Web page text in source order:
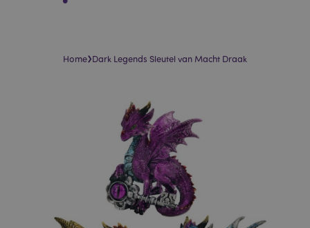
Home›Dark Legends Sleutel van Macht Draak